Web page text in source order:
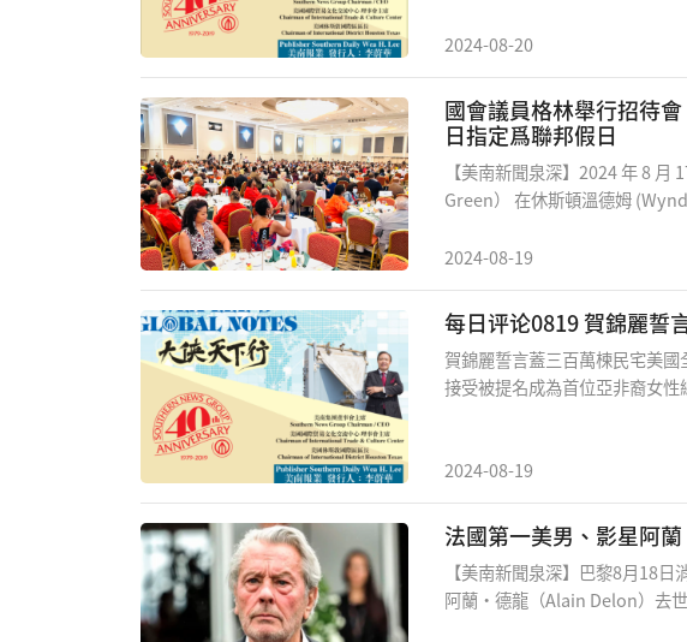
之久，曾經是最年輕的美國參
退選後正式走向前台為民主黨
大選临近，對我們及全世界之
了擔任世界警察之角色發動了
少資源及犧牲無數生命,這些戰
要主張為國民謀福利,我們的經
們呼籲華亞裔社區要重視目前之
2024-08-20
國會議員格林舉行招待
日指定爲聯邦假日
【美南新聞泉深】2024 年 8
Green） 在休斯頓溫德姆
Remembrance Day）指定爲
活動還將重點關注關鍵的立法舉
以表彰他們作爲美國經濟偉大基
念日，走和平與尊嚴之路。來
民間組織人士約700人出席。
2024-08-19
每日评论0819
賀錦麗誓言蓋三百萬楝民宅美
接受被提名成為首位亞非裔女
来之政绩並決心打敗川普帶來
談話，誓言當選後要為全國貧
我們在此祝賀賀錦麗為我亞裔爭
亞非裔之出現將改寫美國之歷史
何錦麗提出之大筆公共支出,錢
To Build Three Million Houses
2024-08-19
法國第一美男、影星阿
【美南新聞泉深】巴黎8月18
阿蘭·德龍（Alain Delon）去